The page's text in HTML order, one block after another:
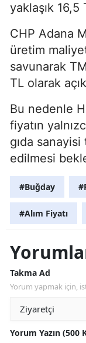
yaklaşık 16,5
CHP Adana
üretim
savunarak
TL olarak
Bu nedenle
fiyatın
gıda
edilmesi
#Buğday
#Alım Fiyatı
Takma Ad
Yorum yapmak için,
Yorum Yazın (500